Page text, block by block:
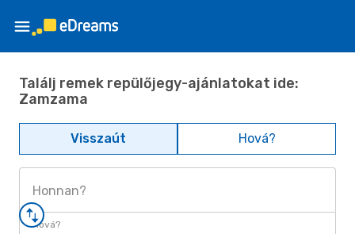
Találj remek repülőjegy-ajánlatokat ide:
Zamzama
Visszaút Hová?
Honnan?
Hová?